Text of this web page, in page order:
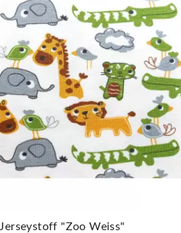
Jerseystoff "Zoo Weiss"